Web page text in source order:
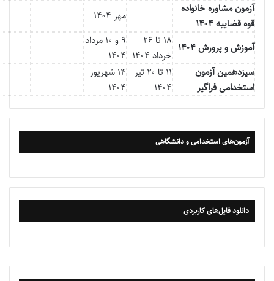
آزمون مشاوره خانواده
قوه قضاییه ۱۴۰۴
مهر ۱۴۰۴
آموزش و پرورش ۱۴۰۴
۱۸ تا ۲۶
خرداد ۱۴۰۴
۹ و ۱۰ مرداد
۱۴۰۴
سیزدهمین آزمون
استخدامی فراگیر
۱۱ تا ۲۰ تیر
۱۴۰۴
۱۴ شهریور
۱۴۰۴
آزمون‌های استخدامی و دانشگاهی
دانلود فایل‌های کاربردی